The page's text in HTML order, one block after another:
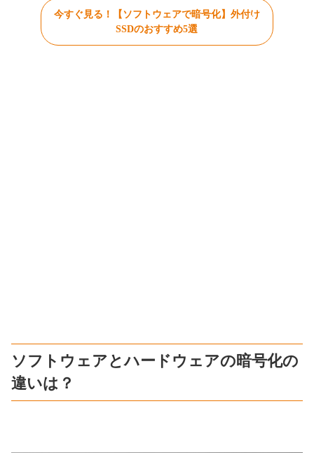
今すぐ見る！【ソフトウェアで暗号化】外付け
SSDのおすすめ5選
ソフトウェアとハードウェアの暗号化の
違いは？